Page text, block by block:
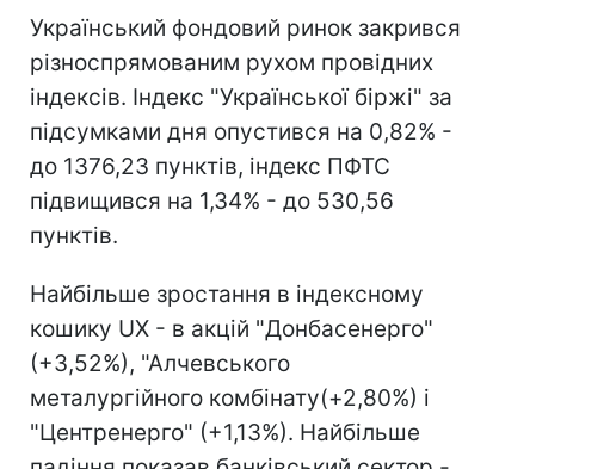
Український фондовий ринок закрився
різноспрямованим рухом провідних
індексів. Індекс "Української біржі" за
підсумками дня опустився на 0,82% -
до 1376,23 пунктів, індекс ПФТС
підвищився на 1,34% - до 530,56
пунктів.
Найбільше зростання в індексному
кошику UX - в акцій "Донбасенерго"
(+3,52%), "Алчевського
металургійного комбінату(+2,80%) і
"Центренерго" (+1,13%). Найбільше